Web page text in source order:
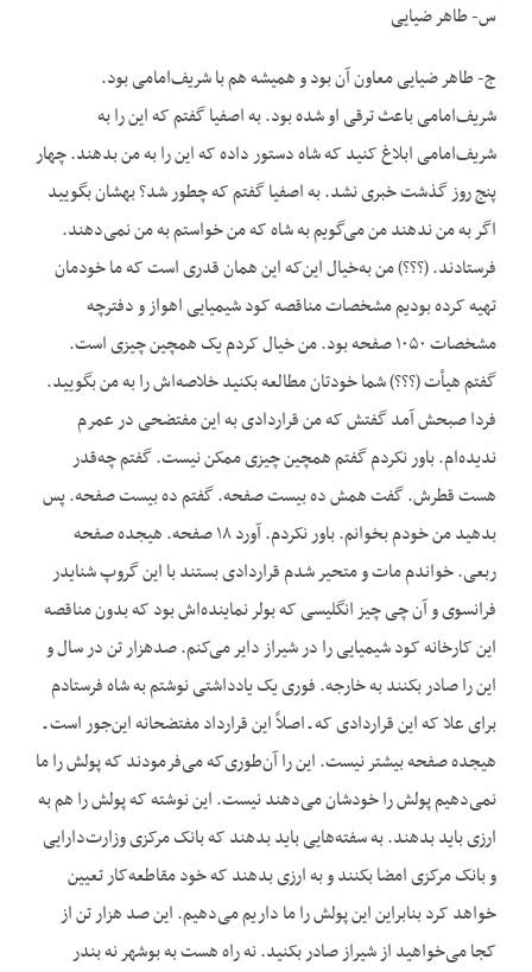
س- طاهر ضیایی
ج- طاهر ضیایی معاون آن بود و همیشه هم با شریف‌امامی بود.
شریف‌امامی باعث ترقی او شده بود. به اصفیا گفتم که این را به
شریف‌امامی ابلاغ کنید که شاه دستور داده که این را به من بدهند. چهار
پنج روز گذشت خبری نشد. به اصفیا گفتم که چطور شد؟ بهشان بگویید
اگر به من ندهند من می‌گویم به شاه که من خواستم به من نمی‌دهند.
فرستادند. (؟؟؟) من به‌خیال این‌که این همان قدری است که ما خودمان
تهیه کرده بودیم مشخصات مناقصه کود شیمیایی اهواز و دفترچه
مشخصات ۱۰۵۰ صفحه بود. من خیال کردم یک همچین چیزی است.
گفتم هیأت (؟؟؟) شما خودتان مطالعه بکنید خلاصه‌اش را به من بگویید.
فردا صبحش آمد گفتش که من قراردادی به این مفتضحی در عمرم
ندیده‌ام. باور نکردم گفتم همچین چیزی ممکن نیست. گفتم چه‌قدر
هست قطرش. گفت همش ده بیست صفحه. گفتم ده بیست صفحه. پس
بدهید من خودم بخوانم. باور نکردم. آورد ۱۸ صفحه. هیجده صفحه
ربعی. خواندم مات و متحیر شدم قراردادی بستند با این گروپ شنایدر
فرانسوی و آن چی چیز انگلیسی که بولر نماینده‌اش بود که بدون مناقصه
این کارخانه کود شیمیایی را در شیراز دایر می‌کنم. صدهزار تن در سال و
این را صادر بکنند به خارجه. فوری یک یادداشتی نوشتم به شاه فرستادم
برای علا که این قراردادی که ـ اصلاً این قرارداد مفتضحانه این‌جور است ـ
هیجده صفحه بیشتر نیست. این را آن‌طوری‌که می‌فرمودند که پولش را ما
نمی‌دهیم پولش را خودشان می‌دهند نیست. این نوشته که پولش را هم به
ارزی باید بدهند. به سفته‌هایی باید بدهند که بانک مرکزی وزارت‌دارایی
و بانک مرکزی امضا بکنند و به ارزی بدهند که خود مقاطعه‌کار تعیین
خواهد کرد بنابراین این پولش را ما داریم می‌دهیم. این صد هزار تن از
کجا می‌خواهید از شیراز صادر بکنید. نه راه هست به بوشهر نه بندر